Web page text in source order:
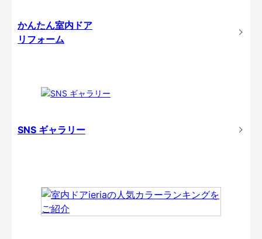
かんたん室内ドア
リフォーム
SNS ギャラリー